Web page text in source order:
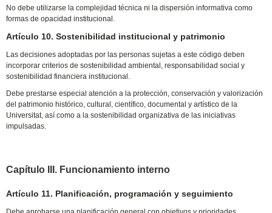
No debe utilizarse la complejidad técnica ni la dispersión informativa como
formas de opacidad institucional.
Artículo 10. Sostenibilidad institucional y patrimonio
Las decisiones adoptadas por las personas sujetas a este código deben
incorporar criterios de sostenibilidad ambiental, responsabilidad social y
sostenibilidad financiera institucional.
Debe prestarse especial atención a la protección, conservación y valorización
del patrimonio histórico, cultural, científico, documental y artístico de la
Universitat, así como a la sostenibilidad organizativa de las iniciativas
impulsadas.
Capítulo III. Funcionamiento interno
Artículo 11. Planificación, programación y seguimiento